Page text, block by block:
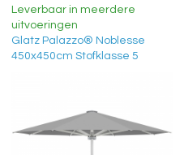
Leverbaar in meerdere
uitvoeringen
Glatz Palazzo® Noblesse
450x450cm Stofklasse 5